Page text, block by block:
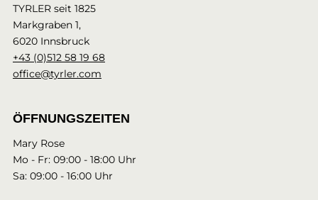
TYRLER seit 1825
Markgraben 1,
6020 Innsbruck
+43 (0)512 58 19 68
office@tyrler.com
ÖFFNUNGSZEITEN
Mary Rose
Mo - Fr: 09:00 - 18:00 Uhr
Sa: 09:00 - 16:00 Uhr